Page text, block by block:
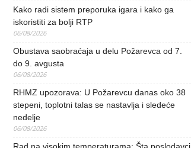
Kako radi sistem preporuka igara i kako ga
iskoristiti za bolji RTP
06/08/2026
Obustava saobraćaja u delu Požarevca od 7.
do 9. avgusta
06/08/2026
RHMZ upozorava: U Požarevcu danas oko 38
stepeni, toplotni talas se nastavlja i sledeće
nedelje
06/08/2026